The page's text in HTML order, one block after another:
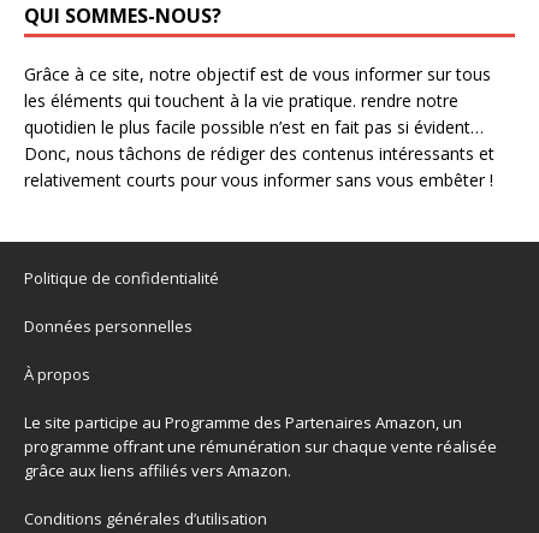
QUI SOMMES-NOUS?
Grâce à ce site, notre objectif est de vous informer sur tous
les éléments qui touchent à la vie pratique. rendre notre
quotidien le plus facile possible n’est en fait pas si évident…
Donc, nous tâchons de rédiger des contenus intéressants et
relativement courts pour vous informer sans vous embêter !
Politique de confidentialité
Données personnelles
À propos
Le site participe au Programme des Partenaires Amazon, un
programme offrant une rémunération sur chaque vente réalisée
grâce aux liens affiliés vers Amazon.
Conditions générales d’utilisation